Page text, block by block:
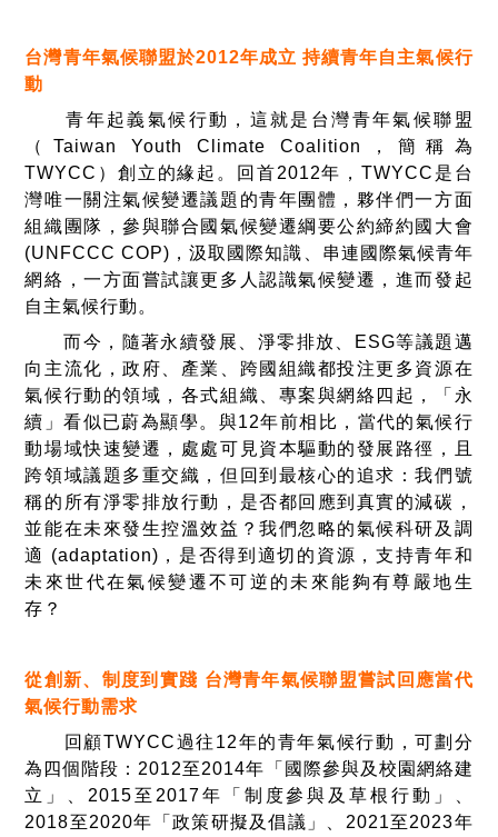
台灣青年氣候聯盟於2012年成立 持續青年自主氣候行
動
青年起義氣候行動，這就是台灣青年氣候聯盟
（Taiwan Youth Climate Coalition，簡稱為
TWYCC）創立的緣起。回首2012年，TWYCC是台
灣唯一關注氣候變遷議題的青年團體，夥伴們一方面
組織團隊，參與聯合國氣候變遷綱要公約締約國大會
(UNFCCC COP)，汲取國際知識、串連國際氣候青年
網絡，一方面嘗試讓更多人認識氣候變遷，進而發起
自主氣候行動。
而今，隨著永續發展、淨零排放、ESG等議題邁
向主流化，政府、產業、跨國組織都投注更多資源在
氣候行動的領域，各式組織、專案與網絡四起，「永
續」看似已蔚為顯學。與12年前相比，當代的氣候行
動場域快速變遷，處處可見資本驅動的發展路徑，且
跨領域議題多重交織，但回到最核心的追求：我們號
稱的所有淨零排放行動，是否都回應到真實的減碳，
並能在未來發生控溫效益？我們忽略的氣候科研及調
適 (adaptation)，是否得到適切的資源，支持青年和
未來世代在氣候變遷不可逆的未來能夠有尊嚴地生
存？
從創新、制度到實踐 台灣青年氣候聯盟嘗試回應當代
氣候行動需求
回顧TWYCC過往12年的青年氣候行動，可劃分
為四個階段：2012至2014年「國際參與及校園網絡建
立」、2015至2017年「制度參與及草根行動」、
2018至2020年「政策研擬及倡議」、2021至2023年